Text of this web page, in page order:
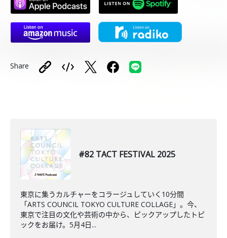
Share
#82 TACT FESTIVAL 2025
東京に集うカルチャーをコラージュしていく10分間
「ARTS COUNCIL TOKYO CULTURE COLLAGE」。今、
東京で注目の文化や芸術の中から、ピックアップしたトピ
ックをお届け。5月4日...